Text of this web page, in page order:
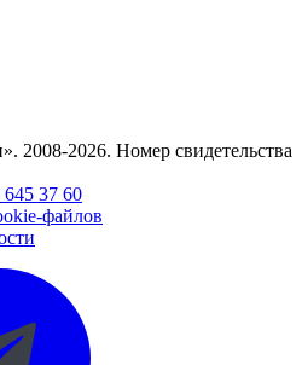
2008-2026. Номер свидетельства
37 60
файлов